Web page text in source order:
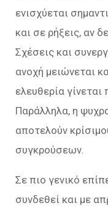
ενισχύεται
και σε ρήξεις, αν
Σχέσεις και
ανοχή μειώνεται
ελευθερία
Παράλληλα, η
αποτελούν
συγκρούσεων.
Σε πιο γενικό
συνδεθεί και με